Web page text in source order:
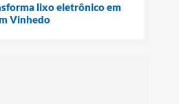
lixo eletrônico em
Vinhedo